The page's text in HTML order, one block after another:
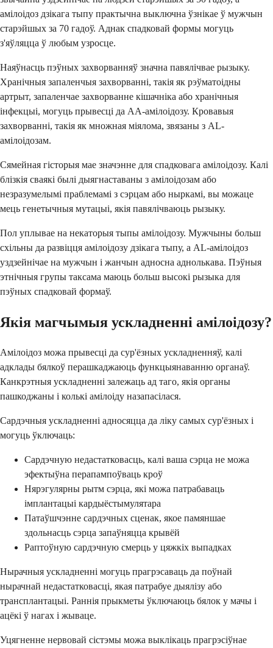
амілоідоз дзікага тыпу практычна выключна ўзнікае ў мужчын
старэйшых за 70 гадоў. Аднак спадковай формы могуць
з'яўляцца ў любым узросце.
Наяўнасць пэўных захворванняў значна павялічвае рызыку.
Хранічныя запаленчыя захворванні, такія як рэўматоідны
артрыт, запаленчае захворванне кішачніка або хранічныя
інфекцыі, могуць прывесці да AA-амілоідозу. Кровавыя
захворванні, такія як множная міялома, звязаны з AL-
амілоідозам.
Сямейная гісторыя мае значэнне для спадковага амілоідозу. Калі
блізкія сваякі былі дыягнаставаны з амілоідозам або
незразумелымі праблемамі з сэрцам або ныркамі, вы можаце
мець генетычныя мутацыі, якія павялічваюць рызыку.
Пол уплывае на некаторыя тыпы амілоідозу. Мужчыны больш
схільны да развіцця амілоідозу дзікага тыпу, а AL-амілоідоз
уздзейнічае на мужчын і жанчын адносна аднолькава. Пэўныя
этнічныя групы таксама маюць больш высокі рызыка для
пэўных спадковай формаў.
Якія магчымыя ускладненні амілоідозу?
Амілоідоз можа прывесці да сур'ёзных ускладненняў, калі
адклады бялкоў перашкаджаюць функцыянаванню органаў.
Канкрэтныя ускладненні залежаць ад таго, якія органы
пашкоджаны і колькі амілоіду назапасілася.
Сардэчныя ускладненні адносяцца да ліку самых сур'ёзных і
могуць ўключаць:
Сардэчную недастатковасць, калі ваша сэрца не можа
эфектыўна перапампоўваць кроў
Нярэгулярны рытм сэрца, які можа патрабаваць
імплантацыі кардыёстымулятара
Патаўшчэнне сардэчных сценак, якое памяншае
здольнасць сэрца запаўняцца крывёй
Раптоўную сардэчную смерць у цяжкіх выпадках
Нырачныя ускладненні могуць прагрэсаваць да поўнай
нырачнай недастатковасці, якая патрабуе дыялізу або
трансплантацыі. Раннія прыкметы ўключаюць бялок у мачы і
ацёкі ў нагах і жываце.
Уцягненне нервовай сістэмы можа выклікаць прагрэсіўнае